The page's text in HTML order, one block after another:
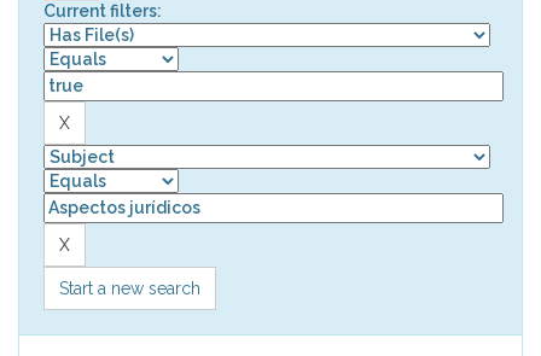
Current filters:
Start a new search